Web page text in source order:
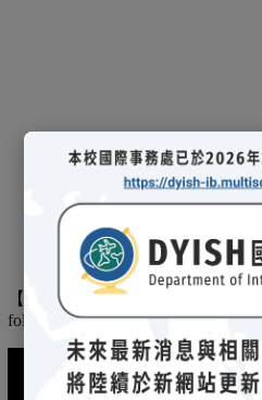
【 2025/03/08招生說明會- 114 學年度
following is the record of the 2025/